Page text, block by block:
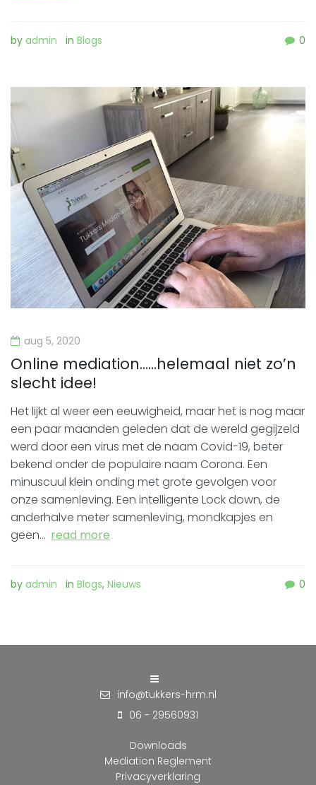
by admin in Blogs 0
aug 5, 2020
Online mediation……helemaal niet zo’n
slecht idee!
Het lijkt al weer een eeuwigheid, maar het is nog maar
een paar maanden geleden dat de wereld gegijzeld
werd door een virus met de naam Covid-19, beter
bekend onder de populaire naam Corona. Een
minuscuul klein onding met grote gevolgen voor
onze samenleving. Een intelligente Lock down, de
anderhalve meter samenleving, mondkapjes en
geen… read more
by admin in Blogs, Nieuws 0
info@tukkers-hrm.nl
06 - 29560931
Downloads
Mediation Reglement
Privacyverklaring